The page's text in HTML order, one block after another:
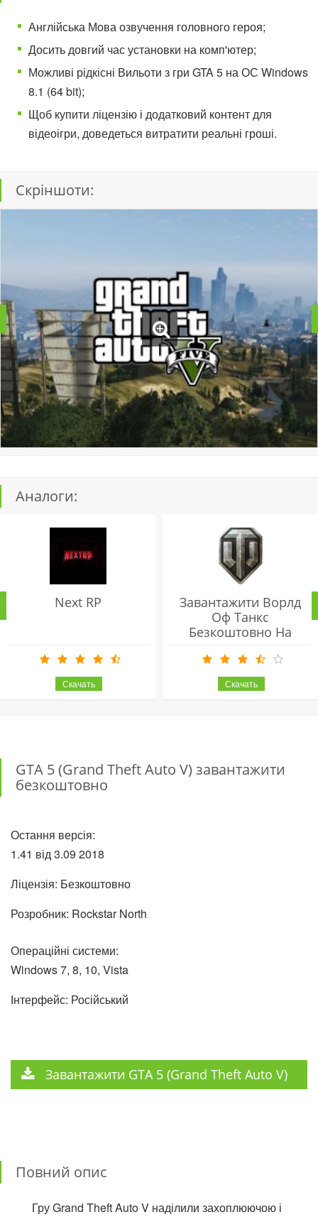
Англійська Мова озвучення головного героя;
Досить довгий час установки на комп'ютер;
Можливі рідкісні Вильоти з гри GTA 5 на ОС Windows
8.1 (64 bit);
Щоб купити ліцензію і додатковий контент для
відеоігри, доведеться витратити реальні гроші.
Скріншоти:
Аналоги:
Next RP
Завантажити Ворлд
Оф Танкс
Безкоштовно На
GTA 5 (Grand Theft Auto V) завантажити
безкоштовно
Остання версія:
1.41 від3.09 2018
Ліцензія: Безкоштовно
Розробник: Rockstar North
Операційні системи:
Windows 7, 8, 10, Vista
Інтерфейс: Російський
Завантажити GTA 5 (Grand Theft Auto V)
Повний опис
Гру Grand Theft Auto V наділили захоплюючою і